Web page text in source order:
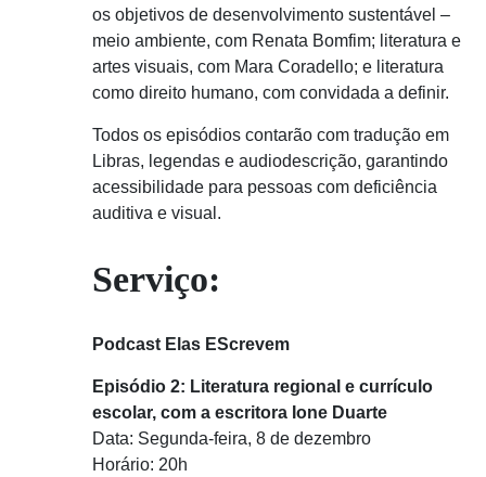
os objetivos de desenvolvimento sustentável –
meio ambiente, com Renata Bomfim; literatura e
artes visuais, com Mara Coradello; e literatura
como direito humano, com convidada a definir.
Todos os episódios contarão com tradução em
Libras, legendas e audiodescrição, garantindo
acessibilidade para pessoas com deficiência
auditiva e visual.
Serviço:
Podcast Elas EScrevem
Episódio 2: Literatura regional e currículo
escolar, com a escritora Ione Duarte
Data: Segunda-feira, 8 de dezembro
Horário: 20h